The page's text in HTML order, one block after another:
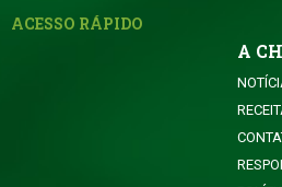
ACESSO RÁPIDO
A